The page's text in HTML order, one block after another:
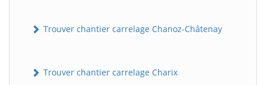
Trouver chantier carrelage Chanoz-Châtenay
Trouver chantier carrelage Charix